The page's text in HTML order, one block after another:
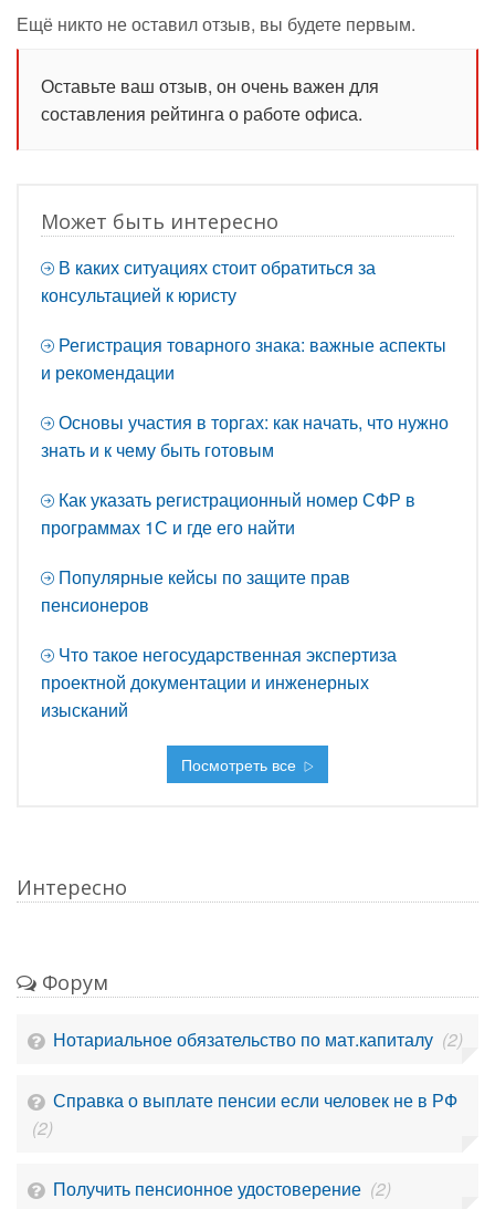
Ещё никто не оставил отзыв, вы будете первым.
Оставьте ваш отзыв, он очень важен для
составления рейтинга о работе офиса.
Может быть интересно
В каких ситуациях стоит обратиться за
консультацией к юристу
Регистрация товарного знака: важные аспекты
и рекомендации
Основы участия в торгах: как начать, что нужно
знать и к чему быть готовым
Как указать регистрационный номер СФР в
программах 1С и где его найти
Популярные кейсы по защите прав
пенсионеров
Что такое негосударственная экспертиза
проектной документации и инженерных
изысканий
Посмотреть все
Интересно
Форум
Нотариальное обязательство по мат.капиталу (2)
Справка о выплате пенсии если человек не в РФ
(2)
Получить пенсионное удостоверение (2)